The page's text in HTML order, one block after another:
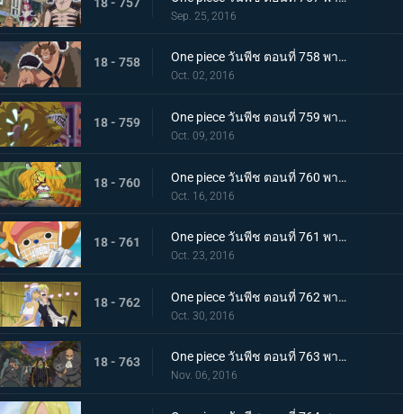
Sep. 25, 2016
18 - 758 One piece วันพีช ตอนที่ 758 พากย์ไทย ราชาแห่งทิวา ดยุคอินุอาราชิปรากฏตัว!
Oct. 02, 2016
18 - 759 One piece วันพีช ตอนที่ 759 พากย์ไทย ราชาแห่งกลางคืน! นายท่านเนโกะมะมุชิปรากฏตัว!
Oct. 09, 2016
18 - 760 One piece วันพีช ตอนที่ 760 พากย์ไทย เมืองหลวงพินาศ กลุ่มฟางม้วนขึ้นเกาะ!
Oct. 16, 2016
18 - 761 One piece วันพีช ตอนที่ 761 พากย์ไทย เวลาเหลือน้อย! สายใยของเผ่ามิงค์กับกลุ่มหมวกฟาง!
Oct. 23, 2016
18 - 762 One piece วันพีช ตอนที่ 762 พากย์ไทย อันธพาลกลับบ้าน นักฆ่าของสี่จักรพรรดิบิ๊กมัม
Oct. 30, 2016
18 - 763 One piece วันพีช ตอนที่ 763 พากย์ไทย เบื้องหลังการหายตัวไป! ซันจิกับจดหมายเชิญที่น่าสะพรึง!
Nov. 06, 2016